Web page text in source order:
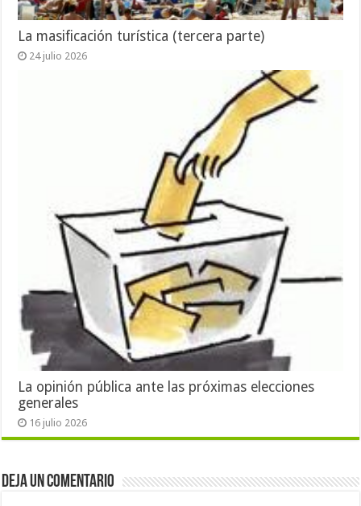
La masificación turística (tercera parte)
24 julio 2026
La opinión pública ante las próximas elecciones
generales
16 julio 2026
Deja un comentario